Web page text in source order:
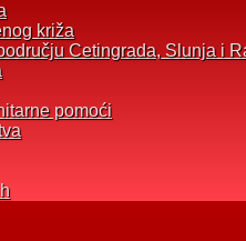
križa
Cetingrada, Slunja i
pomoći